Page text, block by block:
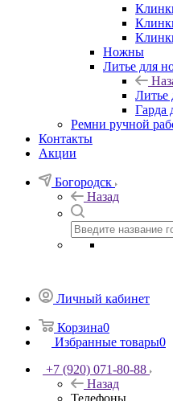
Ножны
Литье для
Литье
Гарда
Ремни ручной
Контакты
Акции
Богородск
Назад
Личный кабинет
Корзина0
Избранные товары0
+7 (920) 071-80-88
Назад
Телефоны